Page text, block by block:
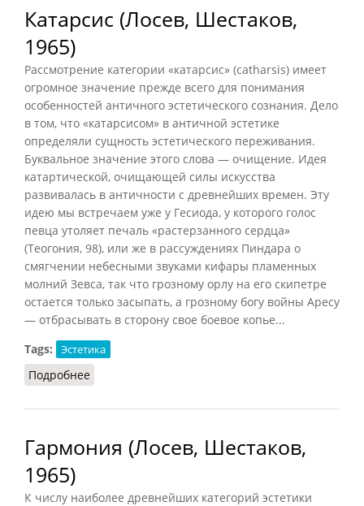
Катарсис (Лосев, Шестаков,
1965)
Рассмотрение категории «катарсис» (catharsis) имеет
огромное значение прежде всего для понимания
особенностей античного эстетического сознания. Дело
в том, что «катарсисом» в античной эстетике
определяли сущность эстетического переживания.
Буквальное значение этого слова — очищение. Идея
катартической, очищающей силы искусства
развивалась в античности с древнейших времен. Эту
идею мы встречаем уже у Гесиода, у которого голос
певца утоляет печаль «растерзанного сердца»
(Теогония, 98), или же в рассуждениях Пиндара о
смягчении небесными звуками кифары пламенных
молний Зевса, так что грозному орлу на его скипетре
остается только засыпать, а грозному богу войны Аресу
— отбрасывать в сторону свое боевое копье...
Tags:
Эстетика
Подробнее
Гармония (Лосев, Шестаков,
1965)
К числу наиболее древнейших категорий эстетики